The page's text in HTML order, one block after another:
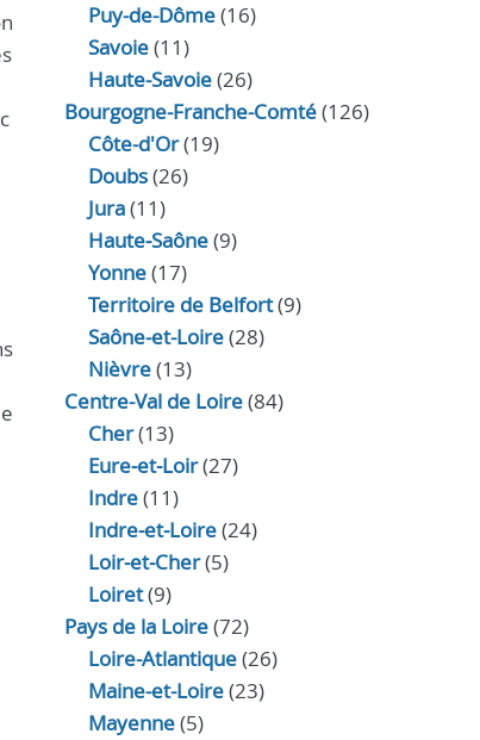
Puy-de-Dôme(16)
Savoie(11)
Haute-Savoie(26)
Bourgogne-Franche-Comté(126)
Côte-d'Or(19)
Doubs(26)
Jura(11)
Haute‑Saône(9)
Yonne(17)
Territoire de Belfort(9)
Saône-et-Loire(28)
Nièvre(13)
Centre-Val de Loire(84)
Cher(13)
Eure‑et‑Loir(27)
Indre(11)
Indre‑et‑Loire(24)
Loir‑et‑Cher(5)
Loiret(9)
Pays de la Loire(72)
Loire-Atlantique(26)
Maine-et-Loire(23)
Mayenne(5)